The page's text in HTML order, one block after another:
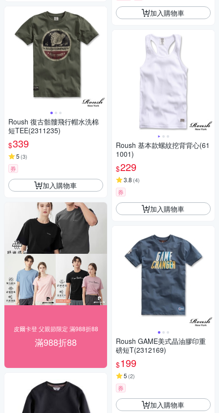
Roush 復古骷髏飛行帽水洗棉
短TEE(2311235)
$339
5 (3)
券
加入購物車
皮爾卡登 父親節限定 滿988折88
滿988折88
加入購物車
Roush 基本款螺紋挖背背心(61
1001)
$229
3.8 (4)
券
加入購物車
Roush GAME美式晶油膠印重
磅短T(2312169)
$199
5 (2)
券
加入購物車